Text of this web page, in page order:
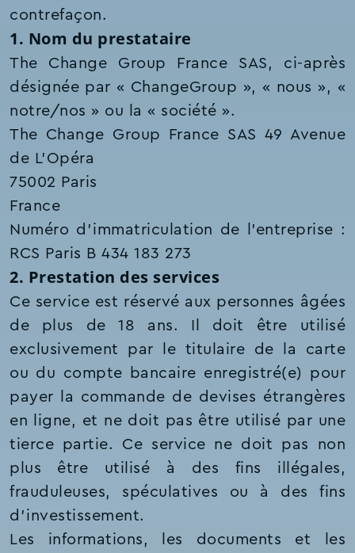
contrefaçon.
1. Nom du prestataire
The Change Group France SAS, ci-après
désignée par « ChangeGroup », « nous », «
notre/nos » ou la « société ».
The Change Group France SAS 49 Avenue
de L'Opéra
75002 Paris
France
Numéro d'immatriculation de l'entreprise :
RCS Paris B 434 183 273
2. Prestation des services
Ce service est réservé aux personnes âgées
de plus de 18 ans. Il doit être utilisé
exclusivement par le titulaire de la carte
ou du compte bancaire enregistré(e) pour
payer la commande de devises étrangères
en ligne, et ne doit pas être utilisé par une
tierce partie. Ce service ne doit pas non
plus être utilisé à des fins illégales,
frauduleuses, spéculatives ou à des fins
d'investissement.
Les informations, les documents et les